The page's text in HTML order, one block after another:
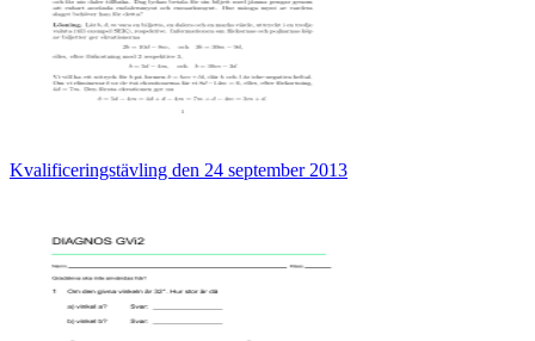
Kvalificeringstävling den 24 september 2013